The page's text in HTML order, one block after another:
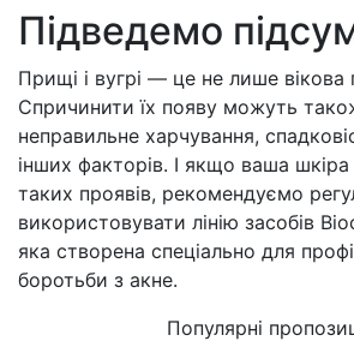
Підведемо
Прищі і вугрі — це не лише вікова
Спричинити їх появу можуть
неправильне харчування,
інших факторів. І якщо ваша
таких проявів, рекомендуємо
використовувати лінію засобів
яка створена спеціально для
боротьби з акне.
Популярні